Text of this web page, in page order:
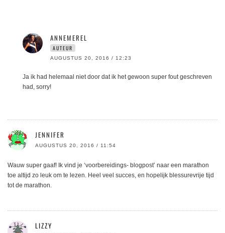
ANNEMEREL
AUTEUR
AUGUSTUS 20, 2016 / 12:23
Ja ik had helemaal niet door dat ik het gewoon super fout geschreven
had, sorry!
JENNIFER
AUGUSTUS 20, 2016 / 11:54
Wauw super gaaf! Ik vind je ‘voorbereidings- blogpost’ naar een marathon
toe altijd zo leuk om te lezen. Heel veel succes, en hopelijk blessurevrije tijd
tot de marathon.
LIZZY